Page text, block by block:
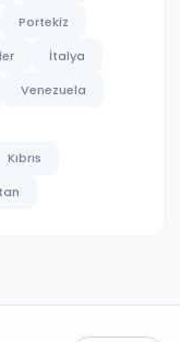
Portekiz
İtalya
Venezuela
Kıbrıs